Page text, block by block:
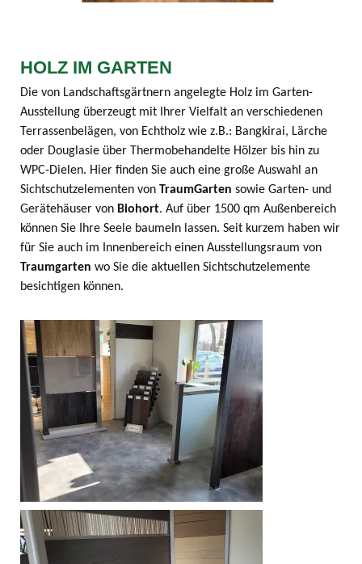
HOLZ IM GARTEN
Die von Landschaftsgärtnern angelegte Holz im Garten-
Ausstellung überzeugt mit Ihrer Vielfalt an verschiedenen
Terrassenbelägen, von Echtholz wie z.B.: Bangkirai, Lärche
oder Douglasie über Thermobehandelte Hölzer bis hin zu
WPC-Dielen. Hier finden Sie auch eine große Auswahl an
Sichtschutzelementen von TraumGarten sowie Garten- und
Gerätehäuser von Biohort. Auf über 1500 qm Außenbereich
können Sie Ihre Seele baumeln lassen. Seit kurzem haben wir
für Sie auch im Innenbereich einen Ausstellungsraum von
Traumgarten wo Sie die aktuellen Sichtschutzelemente
besichtigen können.